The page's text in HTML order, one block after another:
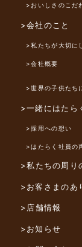
>おいしさのこだ
>会社のこと
>私たちが大切に
>会社概要
>世界の子供たち
>一緒にはたら
>採用への想い
>はたらく社員の
>私たちの周り
>お客さまのあ
>店舗情報
>お知らせ